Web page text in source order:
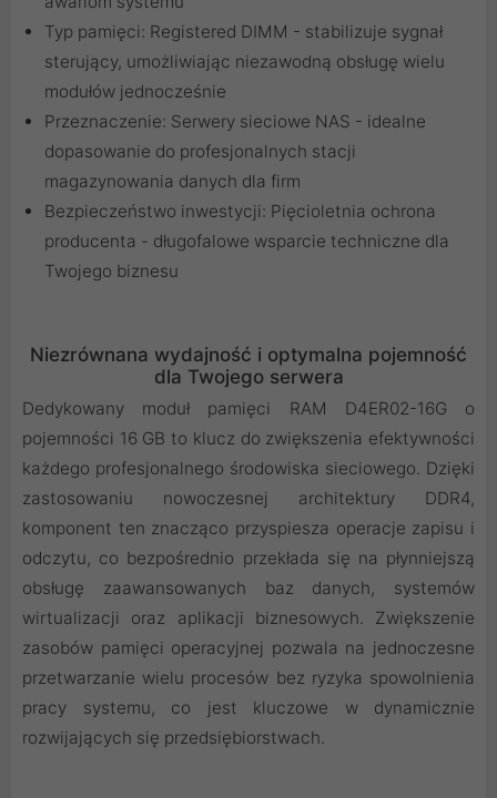
Typ pamięci: Registered DIMM - stabilizuje sygnał
sterujący, umożliwiając niezawodną obsługę wielu
modułów jednocześnie
Przeznaczenie: Serwery sieciowe NAS - idealne
dopasowanie do profesjonalnych stacji
magazynowania danych dla firm
Bezpieczeństwo inwestycji: Pięcioletnia ochrona
producenta - długofalowe wsparcie techniczne dla
Twojego biznesu
Niezrównana wydajność i optymalna pojemność
dla Twojego serwera
Dedykowany moduł pamięci RAM D4ER02-16G o
pojemności 16 GB to klucz do zwiększenia efektywności
każdego profesjonalnego środowiska sieciowego. Dzięki
zastosowaniu nowoczesnej architektury DDR4,
komponent ten znacząco przyspiesza operacje zapisu i
odczytu, co bezpośrednio przekłada się na płynniejszą
obsługę zaawansowanych baz danych, systemów
wirtualizacji oraz aplikacji biznesowych. Zwiększenie
zasobów pamięci operacyjnej pozwala na jednoczesne
przetwarzanie wielu procesów bez ryzyka spowolnienia
pracy systemu, co jest kluczowe w dynamicznie
rozwijających się przedsiębiorstwach.